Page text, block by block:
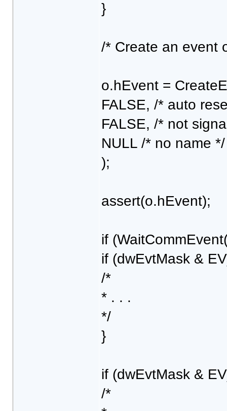
}
/* Create an event
o.hEvent =
FALSE, /* auto
FALSE, /* not
NULL /* no name */
);
assert(o.hEvent);
if
if (dwEvtMask &
/*
* . . .
*/
}
if (dwEvtMask &
/*